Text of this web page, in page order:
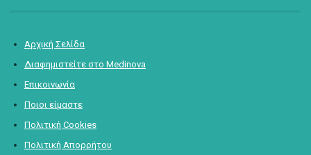
Αρχική Σελίδα
Διαφημιστείτε στο Medinova
Επικοινωνία
Ποιοι είμαστε
Πολιτική Cookies
Πολιτική Απορρήτου